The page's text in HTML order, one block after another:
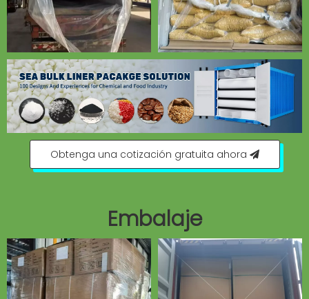
Obtenga una cotización gratuita ahora
Embalaje